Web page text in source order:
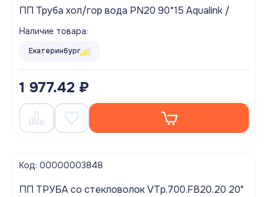
ПП Труба хол/гор вода PN20 90*15 Aqualink /
Наличие товара:
Екатеринбург
1 977.42 ₽
Код: 00000003848
ПП ТРУБА со стекловолок VTp.700.FB20.20 20"